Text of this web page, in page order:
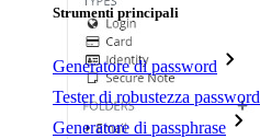
Strumenti principali
Generatore di password
Tester di robustezza password
Generatore di passphrase